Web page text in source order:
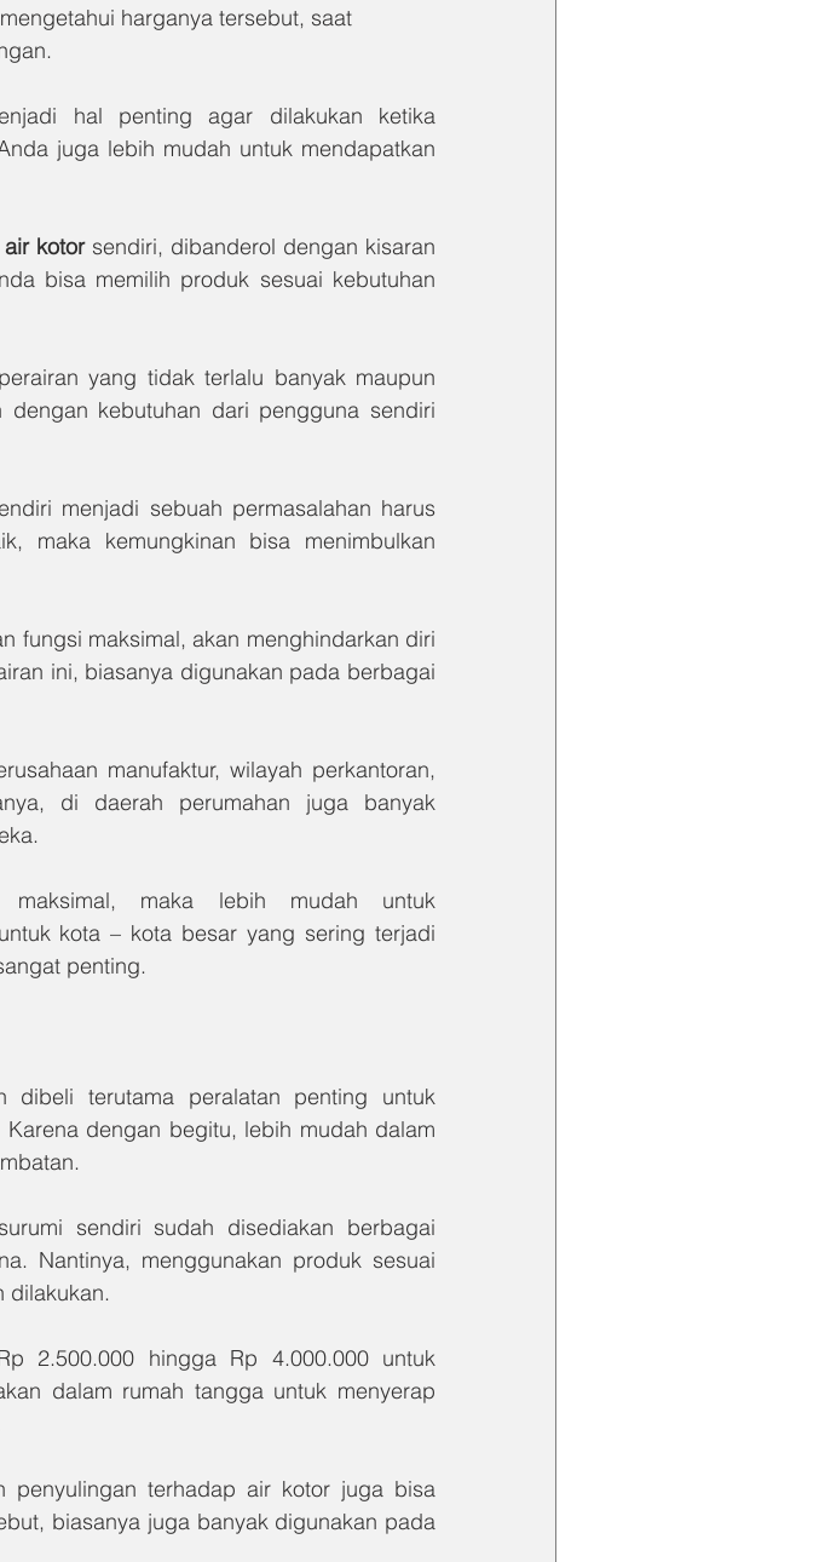
harganya tersebut, saat
hal penting agar dilakukan ketika
juga lebih mudah untuk mendapatkan
kotor sendiri, dibanderol dengan kisaran
bisa memilih produk sesuai kebutuhan
yang tidak terlalu banyak maupun
dengan kebutuhan dari pengguna sendiri
menjadi sebuah permasalahan harus
maka kemungkinan bisa menimbulkan
fungsi maksimal, akan menghindarkan diri
ini, biasanya digunakan pada berbagai
manufaktur, wilayah perkantoran,
di daerah perumahan juga banyak
maksimal, maka lebih mudah untuk
kota – kota besar yang sering terjadi
penting.
dibeli terutama peralatan penting untuk
dengan begitu, lebih mudah dalam
sendiri sudah disediakan berbagai
Nantinya, menggunakan produk sesuai
dilakukan.
2.500.000 hingga Rp 4.000.000 untuk
dalam rumah tangga untuk menyerap
penyulingan terhadap air kotor juga bisa
biasanya juga banyak digunakan pada